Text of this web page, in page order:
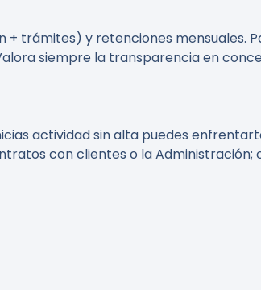
trámites) y retenciones mensuales.
siempre la transparencia en
actividad sin alta puedes
con clientes o la Administración;